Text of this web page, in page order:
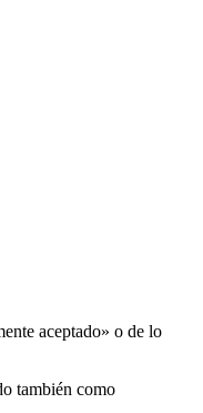
aceptado» o de lo
también como